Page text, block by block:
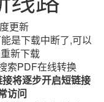
更新
是下载中断了,可以
新下载
索PDF在线转换
将逐步开启短链接
访问